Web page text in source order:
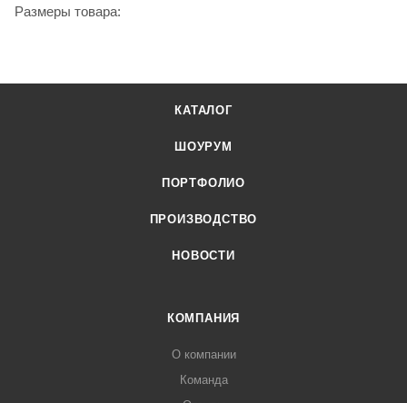
Размеры товара:
КАТАЛОГ
ШОУРУМ
ПОРТФОЛИО
ПРОИЗВОДСТВО
НОВОСТИ
КОМПАНИЯ
О компании
Команда